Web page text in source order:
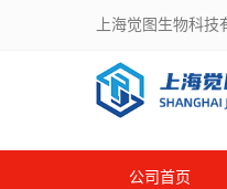
上海觉图生物科技
公司首页